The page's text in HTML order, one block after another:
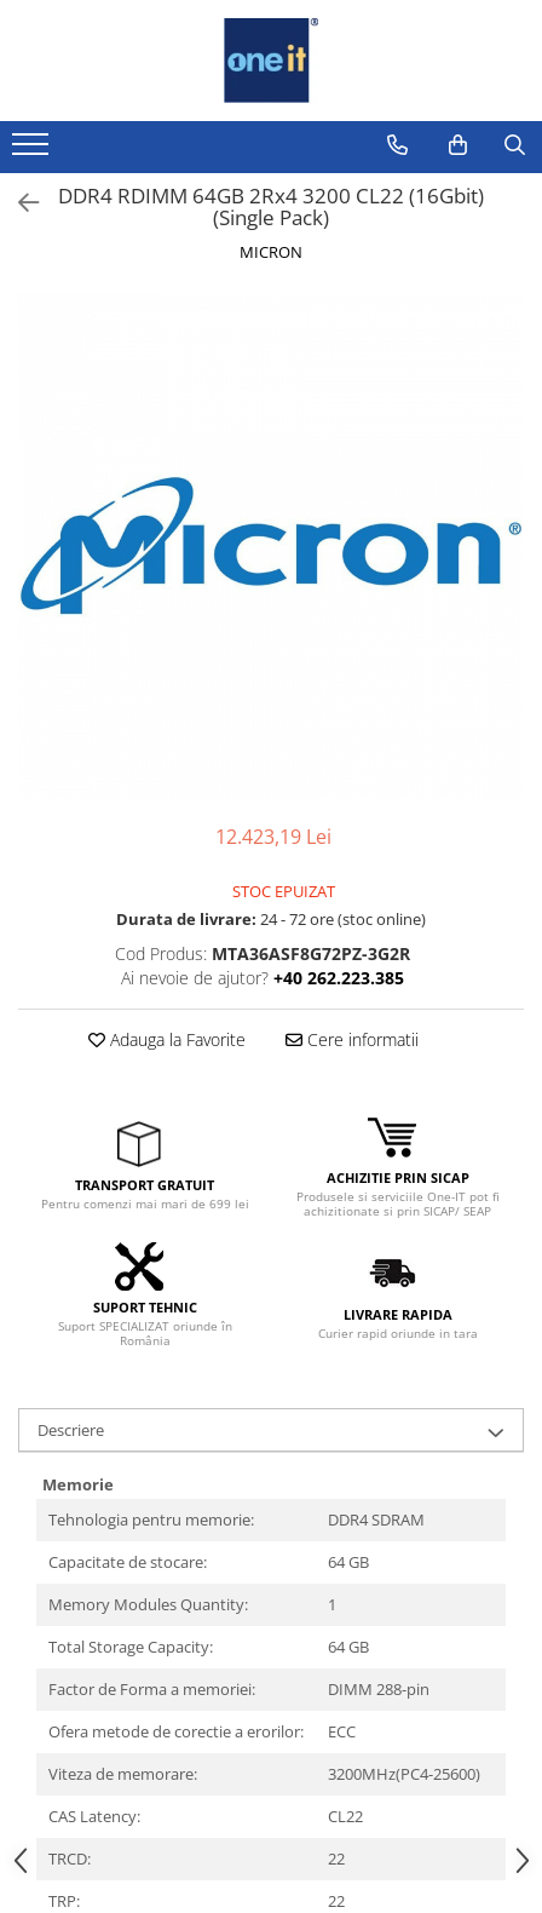
Laptop, Tablete & Telefoane
Laptop / Notebook
Notebook Consumer
Inele Smart
Ochelari Smart
Smartphone IPhone
Microfoane & Casti Gaming
Scaune Gaming
Tastaturi Gaming
Card Reader
Casti
Componente PC
Placi Video
CPU
Cooler
Servere & Componente
Componente Server
Servere
Software
DDR4 RDIMM 64GB 2Rx4 3200 CL22 (16Gbit)
(Single Pack)
MICRON
12.423,19 Lei
STOC EPUIZAT
Durata de livrare: 24 - 72 ore (stoc online)
Cod Produs: MTA36ASF8G72PZ-3G2R
Ai nevoie de ajutor? +40 262.223.385
Adauga la Favorite Cere informatii
TRANSPORT GRATUIT
Pentru comenzi mai mari de 699 lei
ACHIZITIE PRIN SICAP
Produsele si serviciile One-IT pot fi
achizitionate si prin SICAP/ SEAP
SUPORT TEHNIC
Suport SPECIALIZAT oriunde în
România
LIVRARE RAPIDA
Curier rapid oriunde in tara
Descriere
Memorie
Tehnologia pentru memorie:
DDR4 SDRAM
Capacitate de stocare:
64 GB
Memory Modules Quantity:
1
Total Storage Capacity:
64 GB
Factor de Forma a memoriei:
DIMM 288-pin
Ofera metode de corectie a erorilor:
ECC
Viteza de memorare:
3200MHz(PC4-25600)
CAS Latency:
CL22
TRCD:
22
TRP:
22